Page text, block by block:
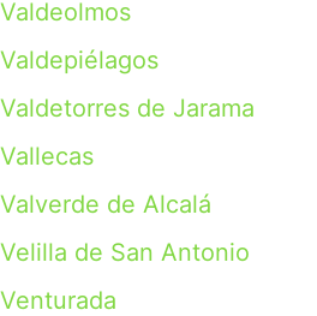
de Jarama
de Alcalá
de San Antonio